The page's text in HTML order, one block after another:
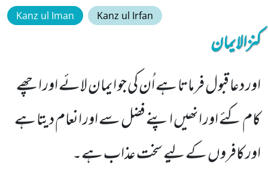
Kanz ul Iman Kanz ul Irfan
کنزالایمان
اور دعا قبول فرماتا ہے اُن کی جو ایمان لائے اور اچھے
کام کئے اور انھیں اپنے فضل سے اور انعام دیتا ہے
اور کافروں کے لیے سخت عذاب ہے۔